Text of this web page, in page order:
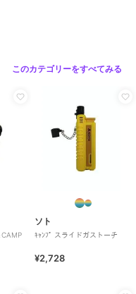
このカテゴリーをすべてみる
CAMP
ソト
ｷｬﾝﾌﾟ スライドガストーチ
¥2,728